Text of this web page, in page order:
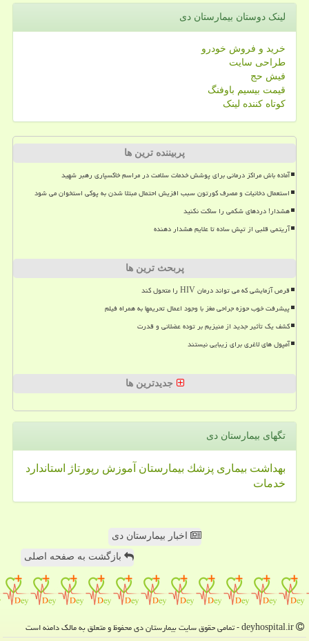
لینک دوستان بیمارستان دی
خرید و فروش خودرو
طراحی سایت
فیش حج
قیمت بیسیم باوفنگ
کوتاه کننده لینک
پربیننده ترین ها
آماده باش مراکز درمانی برای پوشش خدمات سلامت در مراسم خاکسپاری رهبر شهید
استعمال دخانیات و مصرف کورتون سبب افزیش احتمال مبتلا شدن به پوکی استخوان می شود
هشدار! دردهای شکمی را ساکت نکنید
آریتمی قلبی از تپش ساده تا علایم هشدار دهنده
پربحث ترین ها
قرص آزمایشی که می تواند درمان HIV را متحول کند
پیشرفت خوب حوزه جراحی مغز با وجود اعمال تحریمها به همراه فیلم
کشف یک تأثیر جدید از منیزیم بر توده عضلانی و قدرت
آمپول های لاغری برای زیبایی نیستند
جدیدترین ها
تگهای بیمارستان دی
بهداشت بیماری پزشك بیمارستان آموزش رپورتاژ
استاندارد
خدمات
اخبار بیمارستان دی
بازگشت به صفحه اصلی